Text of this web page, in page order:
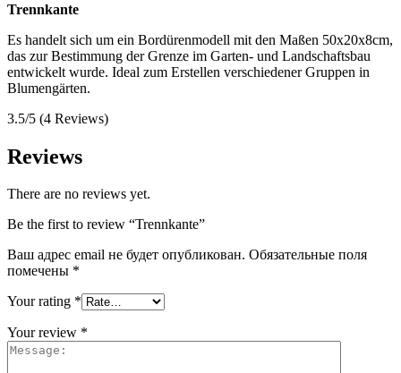
Trennkante
Es handelt sich um ein Bordürenmodell mit den Maßen 50x20x8cm,
das zur Bestimmung der Grenze im Garten- und Landschaftsbau
entwickelt wurde. Ideal zum Erstellen verschiedener Gruppen in
Blumengärten.
3.5/5 (4 Reviews)
Reviews
There are no reviews yet.
Be the first to review “Trennkante”
Ваш адрес email не будет опубликован. Обязательные поля
помечены *
Your rating *
Your review *